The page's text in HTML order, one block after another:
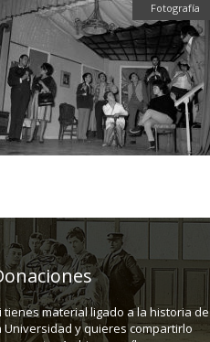
Fotografía
tienes material ligado a la historia de
Universidad y quieres compartirlo